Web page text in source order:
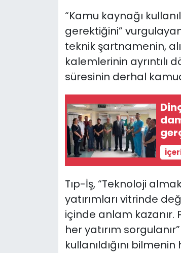
“Kamu kaynağı
gerektiğini” vurgulayan
teknik şartnamenin,
kalemlerinin ayrıntılı
süresinin derhal
Tıp-İş, “Teknoloji
yatırımları vitrinde
içinde anlam kazanır.
her yatırım
kullanıldığını